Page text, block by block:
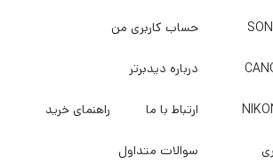
و قیمت خریداری کنید به
حساب کاربری من
درباره دیدبرتر
ارتباط با ما راهنمای خرید
سوالات متداول